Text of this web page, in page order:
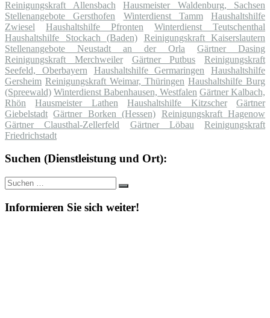
Reinigungskraft Allensbach
Hausmeister Waldenburg, Sachsen
Stellenangebote Gersthofen
Winterdienst Tamm
Haushaltshilfe
Zwiesel
Haushaltshilfe Pfronten
Winterdienst Teutschenthal
Haushaltshilfe Stockach (Baden)
Reinigungskraft Kaiserslautern
Stellenangebote Neustadt an der Orla
Gärtner Dasing
Reinigungskraft Merchweiler
Gärtner Putbus
Reinigungskraft
Seefeld, Oberbayern
Haushaltshilfe Germaringen
Haushaltshilfe
Gersheim Reinigungskraft Weimar, Thüringen Haushaltshilfe Burg
(Spreewald) Winterdienst Babenhausen, Westfalen Gärtner Kalbach,
Rhön
Hausmeister Lathen Haushaltshilfe Kitzscher
Gärtner
Giebelstadt Gärtner Borken (Hessen) Reinigungskraft Hagenow
Gärtner Clausthal-Zellerfeld
Gärtner Löbau
Reinigungskraft
Friedrichstadt
Suchen (Dienstleistung und Ort):
Suche
nach:
Suchen
Informieren Sie sich weiter!